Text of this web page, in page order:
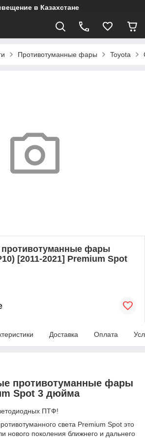
в Казахстане
Противотуманные фары Toyota
фары
[2011-2021] Premium Spot
Доставка Оплата
противотуманные фары
Spot 3 дюйма
ПТФ!
света Premium Spot это
нового поколения ближнего и дальнего